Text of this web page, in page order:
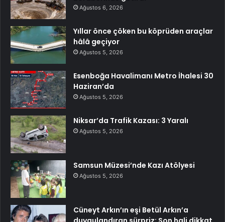
Ağustos 6, 2026
Yıllar önce çöken bu köprüden araçlar
hâlâ geçiyor
Ağustos 5, 2026
Esenboğa Havalimanı Metro İhalesi 30
Haziran’da
Ağustos 5, 2026
Niksar’da Trafik Kazası: 3 Yaralı
Ağustos 5, 2026
Samsun Müzesi’nde Kazı Atölyesi
Ağustos 5, 2026
Cüneyt Arkın’ın eşi Betül Arkın’a